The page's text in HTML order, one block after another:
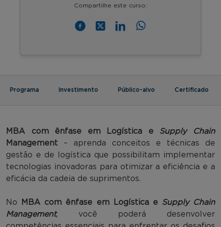
Compartilhe este curso:
Programa Investimento Público-alvo Certificado
MBA com ênfase em Logística e Supply Chain
Management – aprenda conceitos e técnicas de
gestão e de logística que possibilitam implementar
tecnologias inovadoras para otimizar a eficiência e a
eficácia da cadeia de suprimentos.
No MBA com ênfase em Logística e Supply Chain
Management, você poderá desenvolver